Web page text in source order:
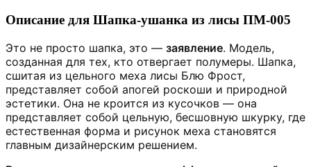
Описание для Шапка-ушанка из лисы ПМ-005
Это не просто шапка, это — заявление. Модель,
созданная для тех, кто отвергает полумеры. Шапка,
сшитая из цельного меха лисы Блю Фрост,
представляет собой апогей роскоши и природной
эстетики. Она не кроится из кусочков — она
представляет собой цельную, бесшовную шкурку, где
естественная форма и рисунок меха становятся
главным дизайнерским решением.